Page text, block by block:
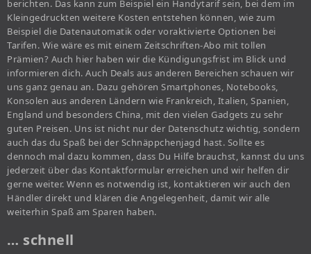
berichten. Das kann zum Beispiel ein Handytarif sein, bei dem im
Kleingedruckten weitere Kosten entstehen können, wie zum
Beispiel die Datenautomatik oder voraktivierte Optionen bei
Tarifen. Wie wäre es mit einem Zeitschriften-Abo mit tollen
Prämien? Auch hier haben wir die Kündigungsfrist im Blick und
informieren dich. Auch Deals aus anderen Bereichen schauen wir
uns ganz genau an. Dazu gehören Smartphones, Notebooks,
Konsolen aus anderen Ländern wie Frankreich, Italien, Spanien,
England und besonders China, mit den vielen Gadgets zu sehr
guten Preisen. Uns ist nicht nur der Datenschutz wichtig, sondern
auch das du Spaß bei der Schnäppchenjagd hast. Sollte es
dennoch mal dazu kommen, dass Du Hilfe brauchst, kannst du uns
jederzeit über das Kontaktformular erreichen und wir helfen dir
gerne weiter. Wenn es notwendig ist, kontaktieren wir auch den
Händler direkt und klären die Angelegenheit, damit wir alle
weiterhin Spaß am Sparen haben.
… schnell